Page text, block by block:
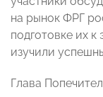
на рынок ФРГ
подготовке их
изучили
Глава